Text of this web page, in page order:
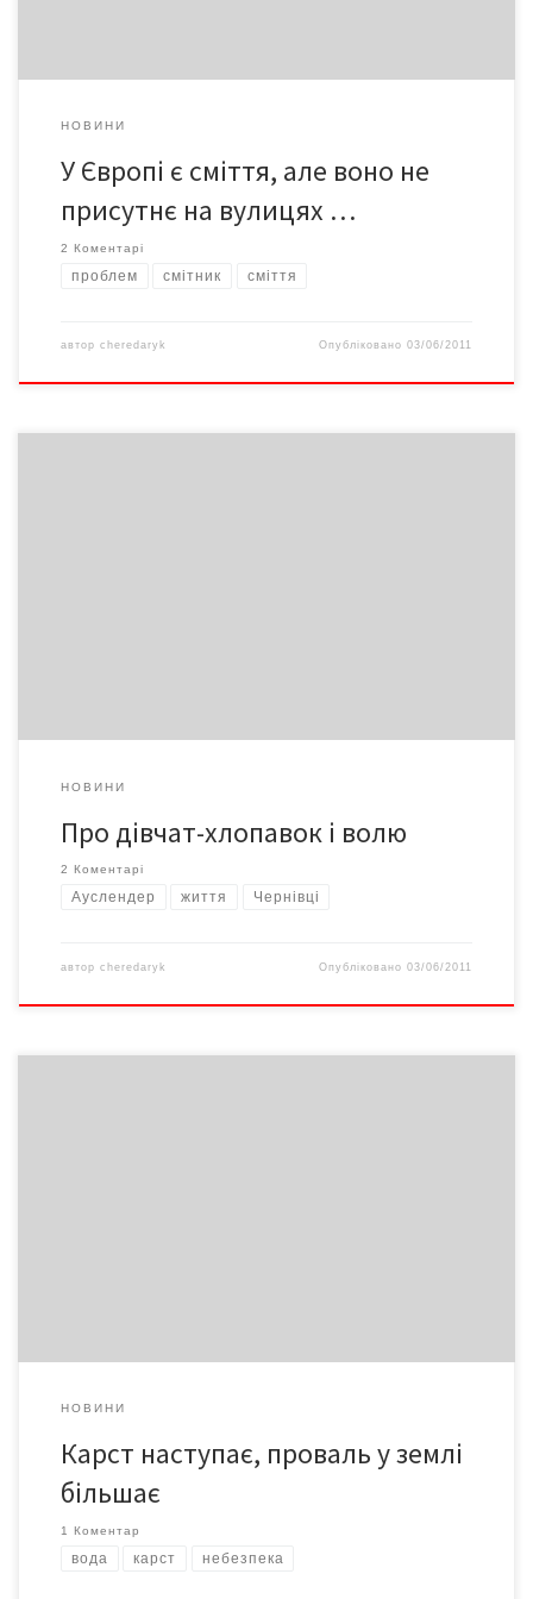
НОВИНИ
У Європі є сміття, але воно не
присутнє на вулицях …
2 Коментарі
проблем смітник сміття
автор cheredaryk Опубліковано03/06/2011
НОВИНИ
Про дівчат-хлопавок і волю
2 Коментарі
Ауслендер життя Чернівці
автор cheredaryk Опубліковано03/06/2011
НОВИНИ
Карст наступає, проваль у землі
більшає
1 Коментар
вода карст небезпека